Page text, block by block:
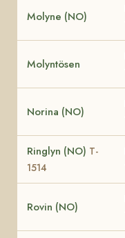
Molyne (NO)
Molyntösen
Norina (NO)
Ringlyn (NO) T-
1514
Rovin (NO)